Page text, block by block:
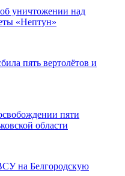
уничтожении над
«Нептун»
пять вертолётов и
пяти
области
на Белгородскую